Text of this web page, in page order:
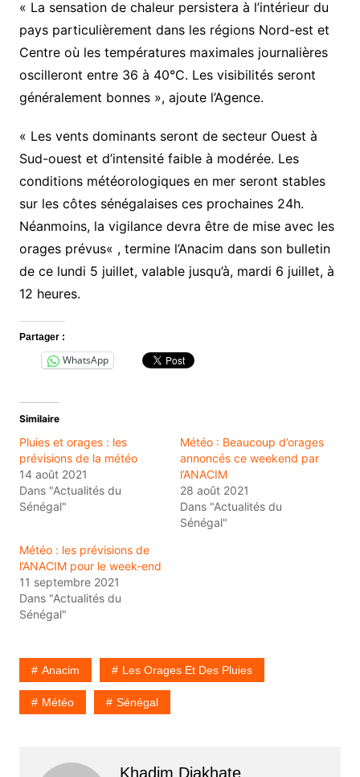
« La sensation de chaleur persistera à l’intérieur du
pays particulièrement dans les régions Nord-est et
Centre où les températures maximales journalières
oscilleront entre 36 à 40°C. Les visibilités seront
généralement bonnes », ajoute l’Agence.
« Les vents dominants seront de secteur Ouest à
Sud-ouest et d’intensité faible à modérée. Les
conditions météorologiques en mer seront stables
sur les côtes sénégalaises ces prochaines 24h.
Néanmoins, la vigilance devra être de mise avec les
orages prévus« , termine l’Anacim dans son bulletin
de ce lundi 5 juillet, valable jusqu’à, mardi 6 juillet, à
12 heures.
Partager :
WhatsApp
Similaire
Pluies et orages : les
prévisions de la météo
14 août 2021
Dans "Actualités du
Sénégal"
Météo : Beaucoup d’orages
annoncés ce weekend par
l’ANACIM
28 août 2021
Dans "Actualités du
Sénégal"
Météo : les prévisions de
l’ANACIM pour le week-end
11 septembre 2021
Dans "Actualités du
Sénégal"
Anacim Les Orages Et Des Pluies
Météo Sénégal
Khadim Diakhate